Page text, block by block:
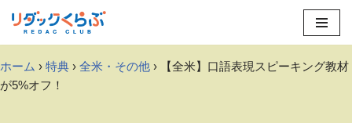
Skip
content
ホーム › 特典 › 全米・その他 › 【全米】口語表現スピーキング教材
が5%オフ！